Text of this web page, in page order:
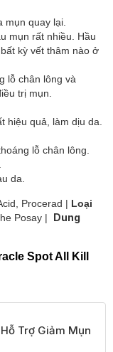
quay lại.
mụn rất nhiều. Hầu
kỳ vết thâm nào ở
lỗ chân lông và
trị mụn.
hiệu quả, làm dịu da.
lỗ chân lông.
da.
Procerad | Loại
Posay | Dung
Spot All Kill
Trợ Giảm Mụn